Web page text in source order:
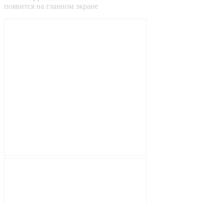
появится на главном экране